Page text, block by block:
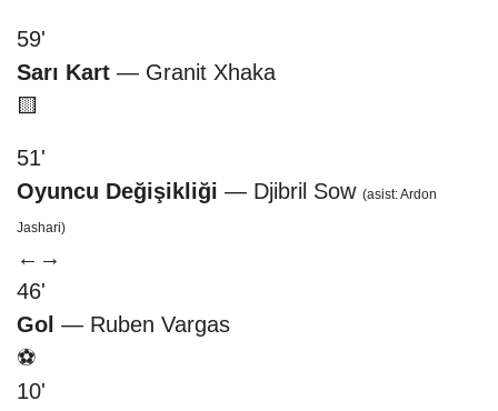
59'
Sarı Kart — Granit Xhaka
🟨
51'
Oyuncu Değişikliği — Djibril Sow (asist: Ardon
Jashari)
← →
46'
Gol — Ruben Vargas
⚽
10'